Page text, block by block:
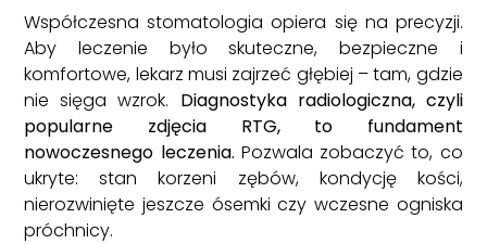
Współczesna stomatologia opiera się na precyzji.
Aby leczenie było skuteczne, bezpieczne i
komfortowe, lekarz musi zajrzeć głębiej – tam, gdzie
nie sięga wzrok. Diagnostyka radiologiczna, czyli
popularne zdjęcia RTG, to fundament
nowoczesnego leczenia. Pozwala zobaczyć to, co
ukryte: stan korzeni zębów, kondycję kości,
nierozwinięte jeszcze ósemki czy wczesne ogniska
próchnicy.